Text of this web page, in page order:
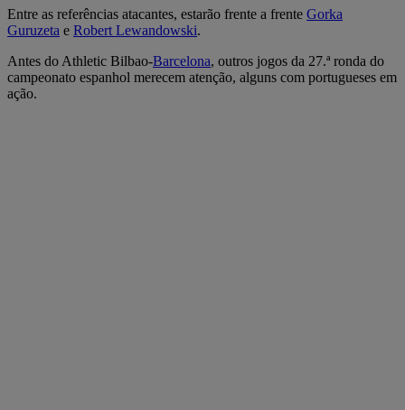
Entre as referências atacantes, estarão frente a frente Gorka
Guruzeta e Robert Lewandowski.
Antes do Athletic Bilbao-Barcelona, outros jogos da 27.ª ronda do
campeonato espanhol merecem atenção, alguns com portugueses em
ação.